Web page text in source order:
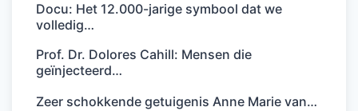
Docu: Het 12.000-jarige symbool dat we
volledig…
Prof. Dr. Dolores Cahill: Mensen die
geïnjecteerd…
Zeer schokkende getuigenis Anne Marie van…